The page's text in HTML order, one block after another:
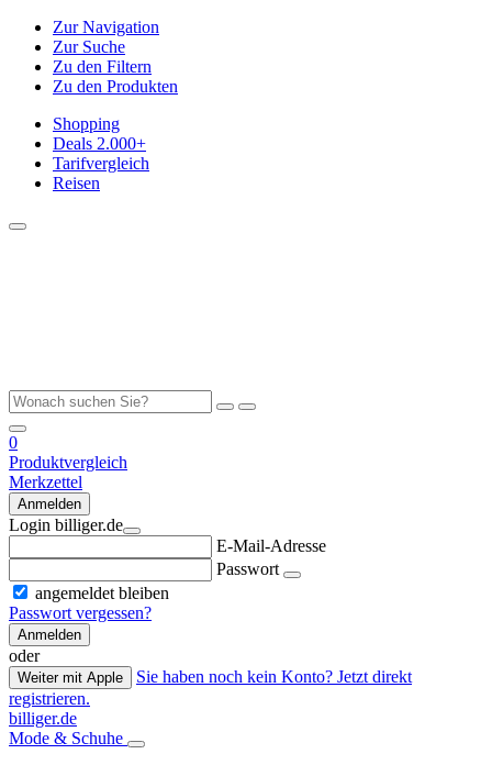
Zur Navigation
Zur Suche
Zu den Filtern
Zu den Produkten
Shopping
Deals 2.000+
Tarifvergleich
Reisen
0
Produktvergleich
Merkzettel
Anmelden
Login billiger.de
E-Mail-Adresse
Passwort
angemeldet bleiben
Passwort vergessen?
Anmelden
oder
Weiter mit Apple
Sie haben noch kein Konto? Jetzt direkt
registrieren.
billiger.de
Mode & Schuhe